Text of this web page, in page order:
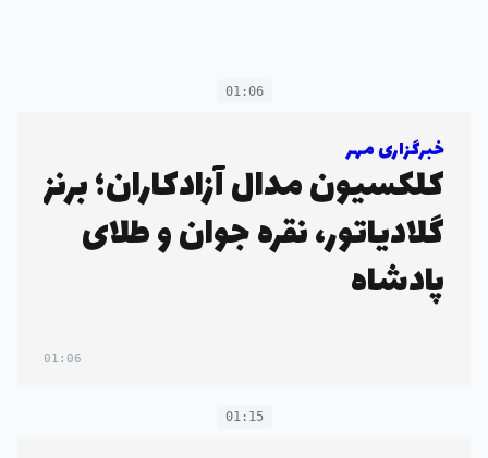
01:06
خبرگزاری مهر
کلکسیون مدال آزادکاران؛ برنز
گلادیاتور، نقره جوان و طلای
پادشاه
01:06
01:15